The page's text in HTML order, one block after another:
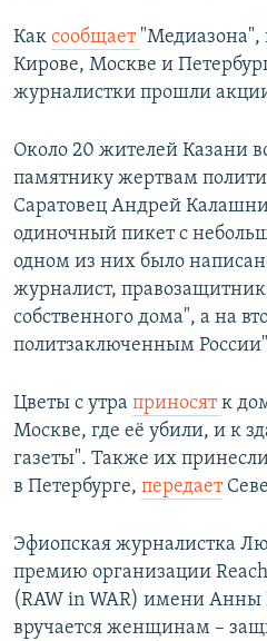
Как сообщает "Медиазона",
Кирове, Москве и
журналистки прошли
Около 20 жителей Казани
памятнику жертвам
Саратовец Андрей
одиночный пикет с
одном из них было
журналист,
собственного дома", а на
политзаключенным
Цветы с утра приносятк
Москве, где её убили, и к
газеты". Также их
в Петербурге, передает
Эфиопская журналистка
премию организации
(RAW in WAR) имени Анны
вручается женщинам –